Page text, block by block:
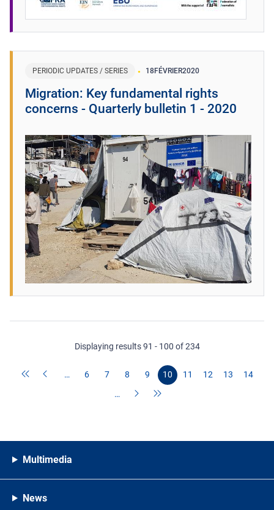
PERIODIC UPDATES / SERIES 18FÉVRIER2020
Migration: Key fundamental rights
concerns - Quarterly bulletin 1 - 2020
Displaying results 91 - 100 of 234
… 6 7 8 9 10 11 12 13
14
…
Multimedia
News